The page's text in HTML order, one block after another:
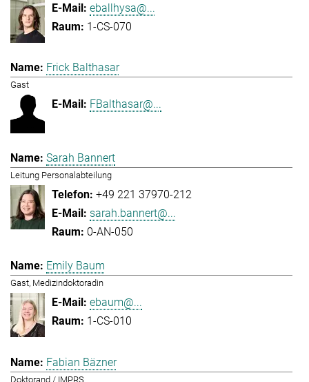
eballhysa@...
1-CS-070
Frick Balthasar
Gast
FBalthasar@...
Sarah Bannert
Leitung Personalabteilung
+49 221 37970-212
sarah.bannert@...
0-AN-050
Emily Baum
Gast, Medizindoktoradin
ebaum@...
1-CS-010
Fabian Bäzner
Doktorand / IMPRS